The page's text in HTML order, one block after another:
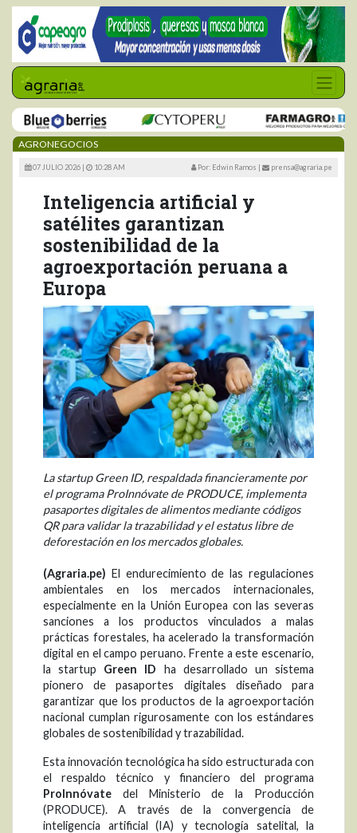
AGRONEGOCIOS
07 JULIO 2026 | 10:28 AM Por: Edwin Ramos | prensa@agraria.pe
Inteligencia artificial y
satélites garantizan
sostenibilidad de la
agroexportación peruana a
Europa
La startup Green ID, respaldada financieramente por
el programa ProInnóvate de PRODUCE, implementa
pasaportes digitales de alimentos mediante códigos
QR para validar la trazabilidad y el estatus libre de
deforestación en los mercados globales.
(Agraria.pe) El endurecimiento de las regulaciones
ambientales en los mercados internacionales,
especialmente en la Unión Europea con las severas
sanciones a los productos vinculados a malas
prácticas forestales, ha acelerado la transformación
digital en el campo peruano. Frente a este escenario,
la startup Green ID ha desarrollado un sistema
pionero de pasaportes digitales diseñado para
garantizar que los productos de la agroexportación
nacional cumplan rigurosamente con los estándares
globales de sostenibilidad y trazabilidad.
Esta innovación tecnológica ha sido estructurada con
el respaldo técnico y financiero del programa
ProInnóvate del Ministerio de la Producción
(PRODUCE). A través de la convergencia de
inteligencia artificial (IA) y tecnología satelital, la